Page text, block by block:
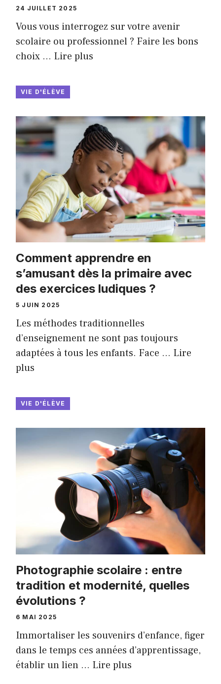
24 JUILLET 2025
Vous vous interrogez sur votre avenir
scolaire ou professionnel ? Faire les bons
choix … Lire plus
VIE D'ÉLÈVE
Comment apprendre en
s’amusant dès la primaire avec
des exercices ludiques ?
5 JUIN 2025
Les méthodes traditionnelles
d’enseignement ne sont pas toujours
adaptées à tous les enfants. Face … Lire
plus
VIE D'ÉLÈVE
Photographie scolaire : entre
tradition et modernité, quelles
évolutions ?
6 MAI 2025
Immortaliser les souvenirs d’enfance, figer
dans le temps ces années d’apprentissage,
établir un lien … Lire plus